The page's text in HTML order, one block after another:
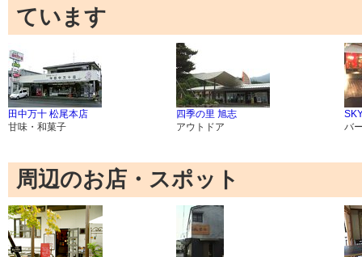
ています
田中万十 松尾本店
甘味・和菓子
四季の里 旭志
アウトドア
バ
周辺のお店・スポット